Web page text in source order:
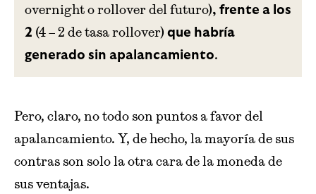
overnight o rollover del futuro), frente a los
2 (4 – 2 de tasa rollover) que habría
generado sin apalancamiento.
Pero, claro, no todo son puntos a favor del
apalancamiento. Y, de hecho, la mayoría de sus
contras son solo la otra cara de la moneda de
sus ventajas.